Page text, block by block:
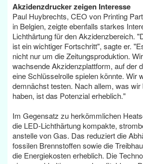
Akzidenzdrucker zeigen Interesse
Paul Huybrechts, CEO von Printing
in Belgien, zeigte ebenfalls starkes
Lichthärtung für den Akzidenzbereich.
ist ein wichtiger Fortschritt", sagte er.
nicht nur um die Zeitungsproduktion.
wachsende Akzidenzplattform, auf der
eine Schlüsselrolle spielen könnte. Wir
demnächst testen. Nach allem, was wir
haben, ist das Potenzial erheblich."
Im Gegensatz zu herkömmlichen
die LED-Lichthärtung kompakte,
anstelle von Gas. Das reduziert die
fossilen Brennstoffen sowie die
die Energiekosten erheblich. Die